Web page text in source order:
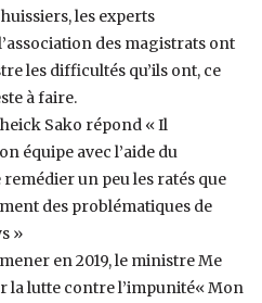
les experts
des magistrats ont
les difficultés qu’ils ont, ce
à faire.
Sako répond « Il
équipe avec l’aide du
un peu les ratés que
des problématiques de
»
en 2019, le ministre Me
la lutte contre l’impunité« Mon